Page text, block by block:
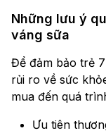
Những lưu ý
váng sữa
Để đảm bảo trẻ
rủi ro về sức
mua đến quá
Ưu tiên